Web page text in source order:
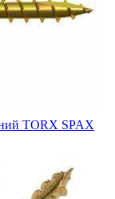
TORX SPAX